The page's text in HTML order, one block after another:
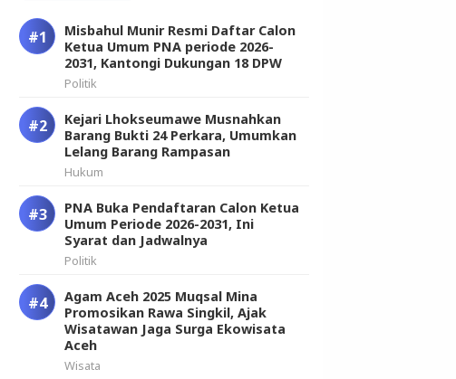
Misbahul Munir Resmi Daftar Calon
Ketua Umum PNA periode 2026-
2031, Kantongi Dukungan 18 DPW
Politik
Kejari Lhokseumawe Musnahkan
Barang Bukti 24 Perkara, Umumkan
Lelang Barang Rampasan
Hukum
PNA Buka Pendaftaran Calon Ketua
Umum Periode 2026-2031, Ini
Syarat dan Jadwalnya
Politik
Agam Aceh 2025 Muqsal Mina
Promosikan Rawa Singkil, Ajak
Wisatawan Jaga Surga Ekowisata
Aceh
Wisata